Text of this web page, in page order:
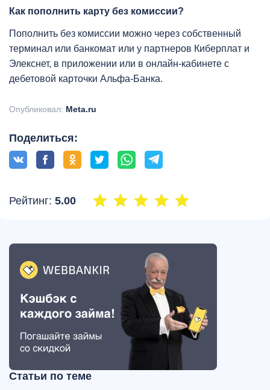
Как пополнить карту без комиссии?
Пополнить без комиссии можно через собственный
терминал или банкомат или у партнеров Киберплат и
Элекснет, в приложении или в онлайн-кабинете с
дебетовой карточки Альфа-Банка.
Опубликовал: Meta.ru
Поделиться:
Рейтинг: 5.00
Статьи по теме